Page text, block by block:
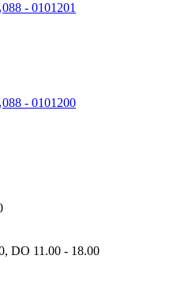
088 - 0101201
088 - 0101200
DO 11.00 - 18.00